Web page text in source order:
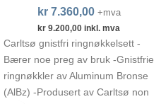
kr 7.360,00 +mva
kr 9.200,00 inkl. mva
Carltsø gnistfri ringnøkkelsett -
Bærer noe preg av bruk -Gnistfrie
ringnøkkler av Aluminum Bronse
(AlBz) -Produsert av Carltsø non